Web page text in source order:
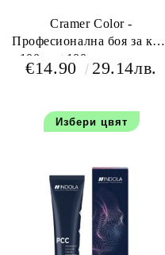
Cramer Color -
Професионална боя за коса
100 мл+100 мл оксидант
€14.90 29.14лв.
Избери цвят